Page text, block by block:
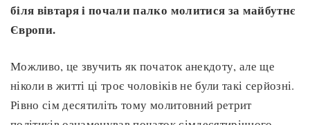
біля вівтаря і почали палко молитися за майбутнє
Європи.
Можливо, це звучить як початок анекдоту, але ще
ніколи в житті ці троє чоловіків не були такі серйозні.
Рівно сім десятиліть тому молитовний ретрит